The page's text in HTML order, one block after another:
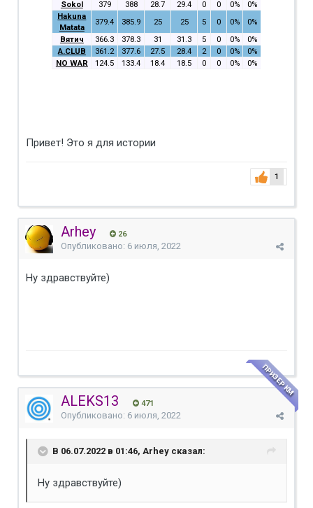
Sokol
379 388 28.7 29.4 0 0 0%
0%
Hakuna
Matata
379.4 385.9 25 25 5 0 0%
0%
Вятич
366.3 378.3 31 31.3 5 0 0%
0%
A.CLUB
361.2 377.6 27.5 28.4 2 0 0%
0%
NO WAR
124.5 133.4 18.4 18.5 0 0 0% 0%
Привет! Это я для истории
1
Arhey 26
Опубликовано: 6 июля, 2022
Ну здравствуйте)
ALEKS13 471
ПРИЗЕР КМ
Опубликовано: 6 июля, 2022
В 06.07.2022 в 01:46, Arhey сказал:
Ну здравствуйте)